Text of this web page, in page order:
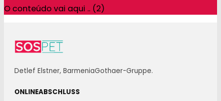
O conteúdo vai aqui .. (2)
Detlef Elstner, BarmeniaGothaer-Gruppe.
ONLINEABSCHLUSS